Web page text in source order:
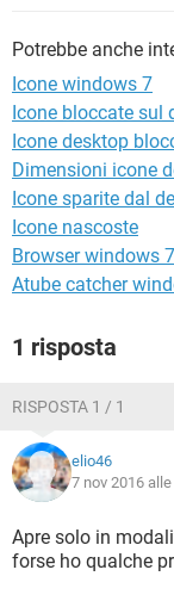
Potrebbe anche
Icone windows 7
Icone bloccate sul
Icone desktop
Dimensioni icone
Icone sparite dal
Icone nascoste
Browser windows 7
Atube catcher
1 risposta
RISPOSTA 1 / 1
elio46
7 nov 2016
Apre solo in
forse ho qualche